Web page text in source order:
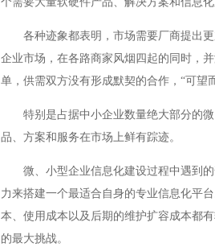
各种迹象都表明，市场需要厂商提出更
企业市场，在各路商家风烟四起的同时，
单，供需双方没有形成默契的合作，“可望
特别是占据中小企业数量绝大部分的微
品、方案和服务在市场上鲜有踪迹。
微、小型企业信息化建设过程中遇到的
力来搭建一个最适合自身的专业信息化平
本、使用成本以及后期的维护扩容成本都
的最大挑战。